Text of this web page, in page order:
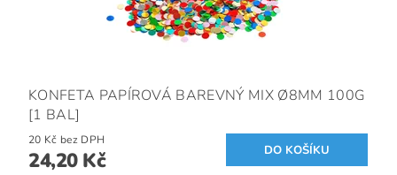
KONFETA PAPÍROVÁ BAREVNÝ MIX Ø8MM 100G
[1 BAL]
20 Kč bez DPH
24,20 Kč